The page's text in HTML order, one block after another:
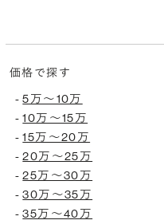
価格で探す
-5万〜10万
-10万〜15万
-15万〜20万
-20万〜25万
-25万〜30万
-30万〜35万
-35万〜40万